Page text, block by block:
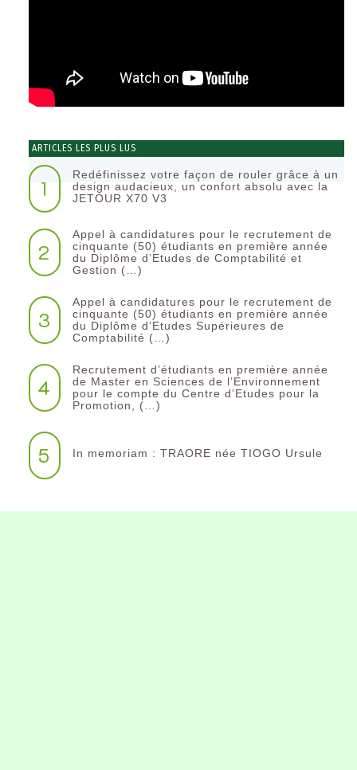
ARTICLES LES PLUS LUS
1
Redéfinissez votre façon de rouler grâce à un
design audacieux, un confort absolu avec la
JETOUR X70 V3
2
Appel à candidatures pour le recrutement de
cinquante (50) étudiants en première année
du Diplôme d’Etudes de Comptabilité et
Gestion (…)
3
Appel à candidatures pour le recrutement de
cinquante (50) étudiants en première année
du Diplôme d’Etudes Supérieures de
Comptabilité (…)
4
Recrutement d’étudiants en première année
de Master en Sciences de l’Environnement
pour le compte du Centre d’Etudes pour la
Promotion, (…)
5 In memoriam : TRAORE née TIOGO Ursule